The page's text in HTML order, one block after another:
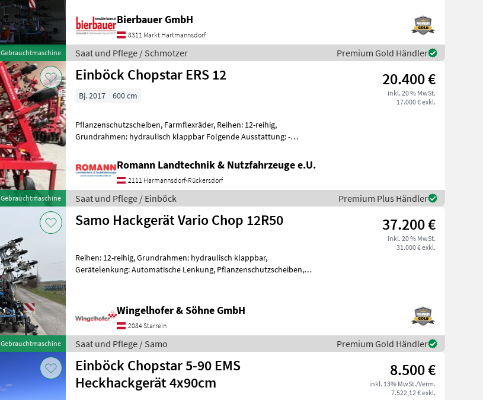
Gebrauchtmaschine
Bierbauer GmbH
8311 Markt Hartmannsdorf
Saat und Pflege / Schmotzer Premium Gold Händler
Gebrauchtmaschine
Einböck Chopstar ERS 12 20.400 €
inkl. 20 % MwSt.
17.000 € exkl.
Bj. 2017 600 cm
Pflanzenschutzscheiben, Farmflexräder, Reihen: 12-reihig,
Grundrahmen: hydraulisch klappbar Folgende Ausstattung: -
Romann Landtechnik & Nutzfahrzeuge e.U.
2111 Harmannsdorf-Rückersdorf
Saat und Pflege / Einböck Premium Plus Händler
Gebrauchtmaschine
Samo Hackgerät Vario Chop 12R50 37.200 €
inkl. 20 % MwSt.
31.000 € exkl.
Reihen: 12-reihig, Grundrahmen: hydraulisch klappbar,
Gerätelenkung: Automatische Lenkung, Pflanzenschutzscheiben,
Wingelhofer & Söhne GmbH
2084 Starrein
Saat und Pflege / Samo Premium Gold Händler
Einböck Chopstar 5-90 EMS
Heckhackgerät 4x90cm
8.500 €
inkl. 13% MwSt./Verm.
7.522,12 € exkl.